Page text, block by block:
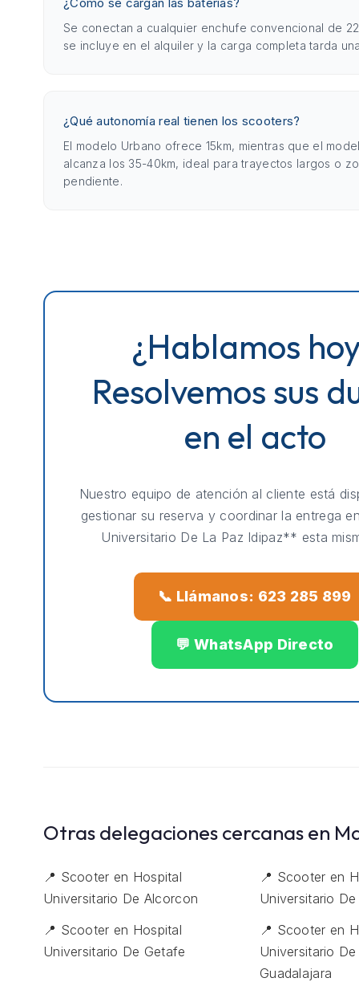
Se conectan a cualquier enchufe convencional de
se incluye en el alquiler y la carga completa tarda
¿Qué autonomía real tienen los scooters?
El modelo Urbano ofrece 15km, mientras que el
alcanza los 35-40km, ideal para trayectos largos o
pendiente.
¿Hablamos
Resolvemos sus
en el acto
Nuestro equipo de atención al cliente está
gestionar su reserva y coordinar la entrega
Universitario De La Paz Idipaz** esta
📞 Llámanos: 623 285 899
💬 WhatsApp Directo
Otras delegaciones cercanas en
📍 Scooter en Hospital
Universitario De Alcorcon
📍 Scooter en
Universitario
📍 Scooter en Hospital
Universitario De Getafe
📍 Scooter en
Universitario
Guadalajara